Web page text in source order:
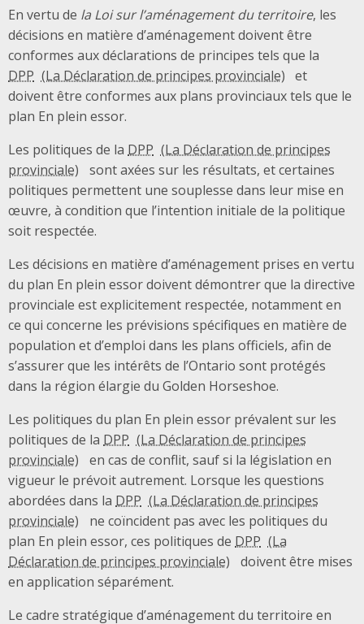
En vertu de la Loi sur l’aménagement du territoire, les
décisions en matière d’aménagement doivent être
conformes aux déclarations de principes tels que la
DPP
et
doivent être conformes aux plans provinciaux tels que le
plan En plein essor.
Les politiques de la DPP
sont axées sur les résultats, et certaines
politiques permettent une souplesse dans leur mise en
œuvre, à condition que l’intention initiale de la politique
soit respectée.
Les décisions en matière d’aménagement prises en vertu
du plan En plein essor doivent démontrer que la directive
provinciale est explicitement respectée, notamment en
ce qui concerne les prévisions spécifiques en matière de
population et d’emploi dans les plans officiels, afin de
s’assurer que les intérêts de l’Ontario sont protégés
dans la région élargie du Golden Horseshoe.
Les politiques du plan En plein essor prévalent sur les
politiques de la DPP
en cas de conflit, sauf si la législation en
vigueur le prévoit autrement. Lorsque les questions
abordées dans la DPP
ne coïncident pas avec les politiques du
plan En plein essor, ces politiques de DPP
doivent être mises
en application séparément.
Le cadre stratégique d’aménagement du territoire en